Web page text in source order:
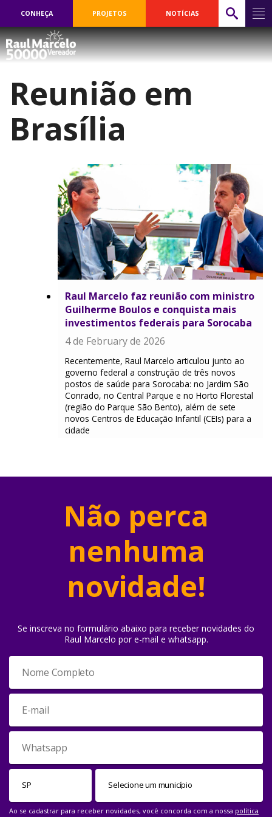
CONHEÇA PROJETOS NOTÍCIAS
Reunião em
Brasília
Raul Marcelo faz reunião com ministro
Guilherme Boulos e conquista mais
investimentos federais para Sorocaba
4 de February de 2026
Recentemente, Raul Marcelo articulou junto ao
governo federal a construção de três novos
postos de saúde para Sorocaba: no Jardim São
Conrado, no Central Parque e no Horto Florestal
(região do Parque São Bento), além de sete
novos Centros de Educação Infantil (CEIs) para a
cidade
Não perca
nenhuma
novidade!
Se inscreva no formulário abaixo para receber novidades do
Raul Marcelo por e-mail e whatsapp.
Ao se cadastrar para receber novidades, você concorda com a nossa política